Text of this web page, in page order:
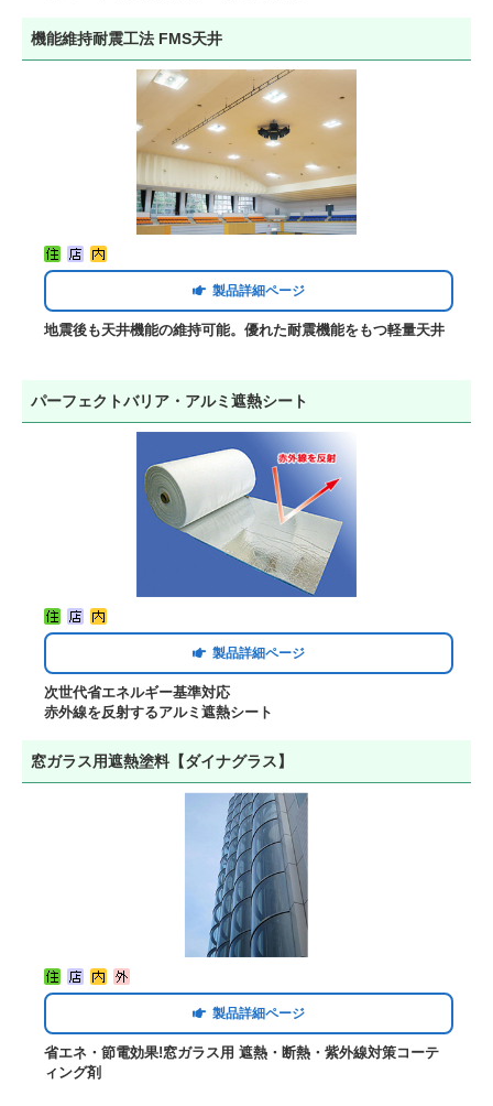
機能維持耐震工法 FMS天井
製品詳細ページ
地震後も天井機能の維持可能。優れた耐震機能をもつ軽量天井
パーフェクトバリア・アルミ遮熱シート
製品詳細ページ
次世代省エネルギー基準対応
赤外線を反射するアルミ遮熱シート
窓ガラス用遮熱塗料【ダイナグラス】
製品詳細ページ
省エネ・節電効果!窓ガラス用 遮熱・断熱・紫外線対策コーテ
ィング剤